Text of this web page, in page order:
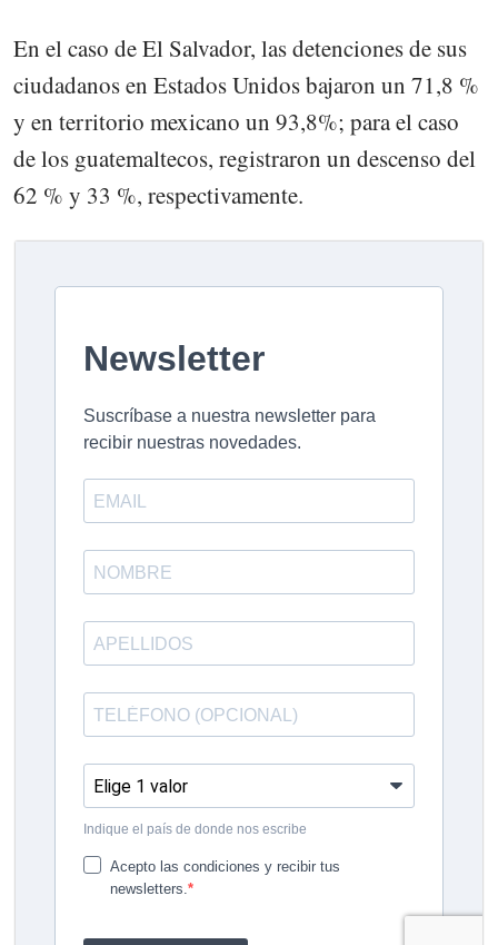
En el caso de El Salvador, las detenciones de sus
ciudadanos en Estados Unidos bajaron un 71,8 %
y en territorio mexicano un 93,8%; para el caso
de los guatemaltecos, registraron un descenso del
62 % y 33 %, respectivamente.